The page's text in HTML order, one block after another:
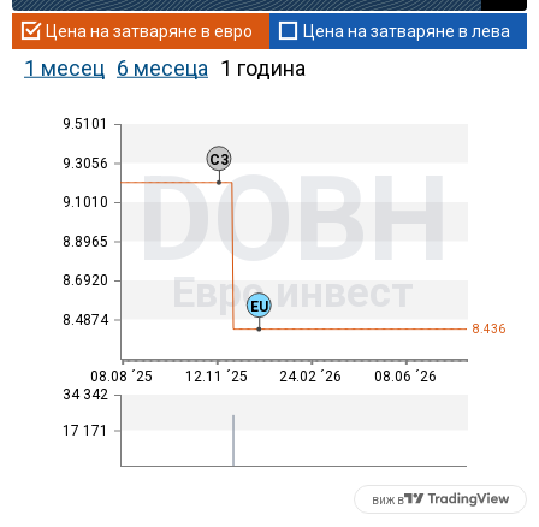
Цена на затваряне в евро Цена на затваряне в лева
1 месец 6 месеца 1 година
8.4874
8.6920
8.8965
9.1010
9.3056
9.5101
DOBH
Евро инвест
17 171
34 342
8.436
08.08 ´25 12.11 ´25 24.02 ´26 08.06 ´26
C3
EU
виж в